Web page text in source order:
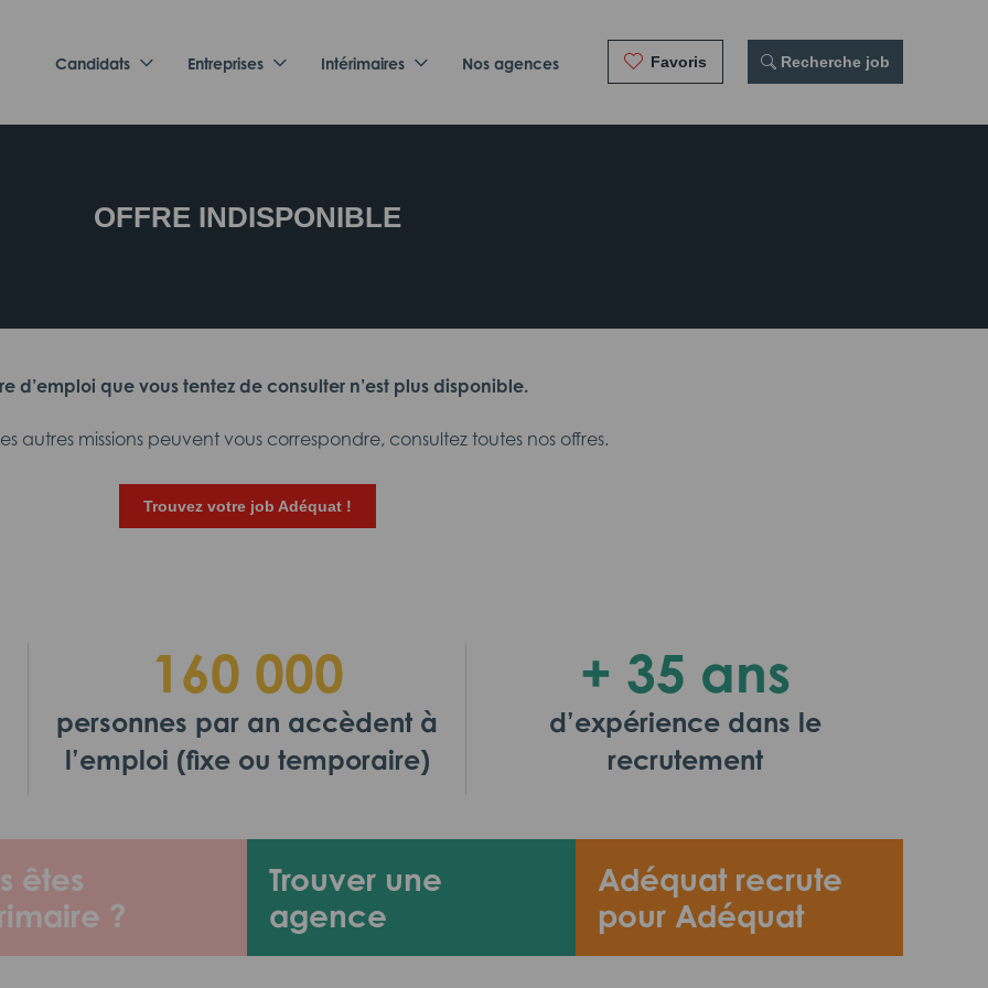
Candidats Entreprises Intérimaires Nos agences Favoris Recherche job
OFFRE INDISPONIBLE
d’emploi que vous tentez de consulter n’est plus disponible.
autres missions peuvent vous correspondre, consultez toutes nos offres.
Trouvez votre job Adéquat !
êtes
?
Trouver une
agence
Adéquat recrute
pour Adéquat
160 000
personnes par an accèdent à
l’emploi (fixe ou temporaire)
+ 35 ans
d’expérience dans le
recrutement